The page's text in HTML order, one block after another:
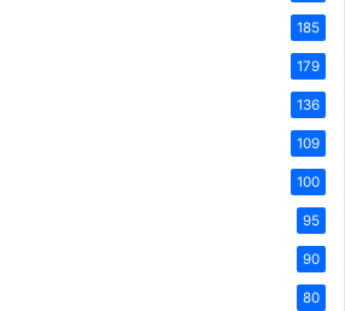
185
179
136
109
100
95
90
80